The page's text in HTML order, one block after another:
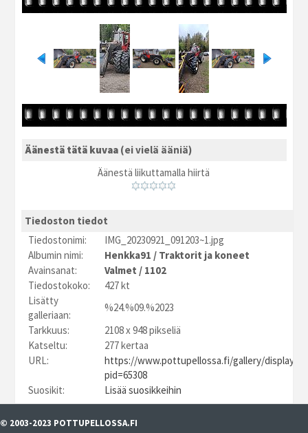
Äänestä tätä kuvaa (ei vielä ääniä)
Äänestä liikuttamalla hiirtä
Tiedoston tiedot
Tiedostonimi:
IMG_20230921_091203~1.jpg
Albumin nimi:
Henkka91 / Traktorit ja koneet
Avainsanat:
Valmet / 1102
Tiedostokoko:
427 kt
Lisätty
galleriaan:
%24.%09.%2023
Tarkkuus:
2108 x 948 pikseliä
Katseltu:
277 kertaa
URL:
https://www.pottupellossa.fi/gallery/
pid=65308
Suosikit:
Lisää suosikkeihin
© 2003-2023 POTTUPELLOSSA.FI